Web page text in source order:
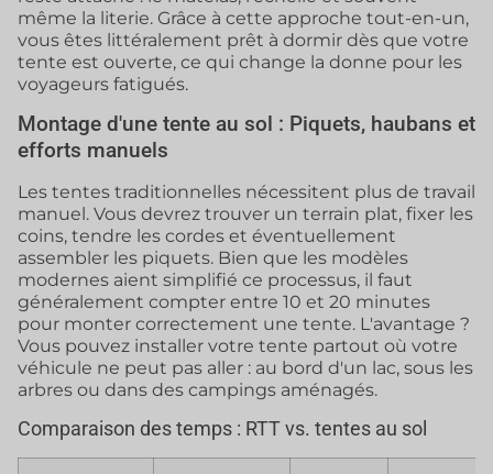
même la literie. Grâce à cette approche tout-en-un,
vous êtes littéralement prêt à dormir dès que votre
tente est ouverte, ce qui change la donne pour les
voyageurs fatigués.
Montage d'une tente au sol : Piquets, haubans et
efforts manuels
Les tentes traditionnelles nécessitent plus de travail
manuel. Vous devrez trouver un terrain plat, fixer les
coins, tendre les cordes et éventuellement
assembler les piquets. Bien que les modèles
modernes aient simplifié ce processus, il faut
généralement compter entre 10 et 20 minutes
pour monter correctement une tente. L'avantage ?
Vous pouvez installer votre tente partout où votre
véhicule ne peut pas aller : au bord d'un lac, sous les
arbres ou dans des campings aménagés.
Comparaison des temps : RTT vs. tentes au sol